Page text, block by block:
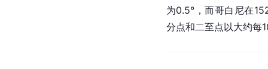
为0.5°，而哥白尼在
分点和二至点以大约每